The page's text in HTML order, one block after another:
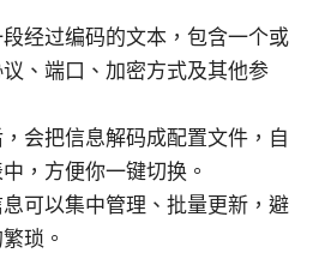
经过编码的文本，包含一个或
、端口、加密方式及其他参
会把信息解码成配置文件，自
，方便你一键切换。
可以集中管理、批量更新，避
琐。